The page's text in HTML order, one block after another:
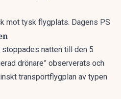
mot tysk flygplats. Dagens PS
natten till den 5
drönare” observerats och
transportflygplan av typen